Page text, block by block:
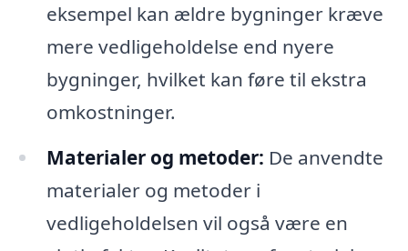
eksempel kan ældre bygninger kræve
mere vedligeholdelse end nyere
bygninger, hvilket kan føre til ekstra
omkostninger.
Materialer og metoder: De anvendte
materialer og metoder i
vedligeholdelsen vil også være en